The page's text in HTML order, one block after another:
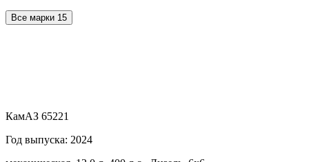
Все марки 15
КамАЗ 65221
Год выпуска: 2024